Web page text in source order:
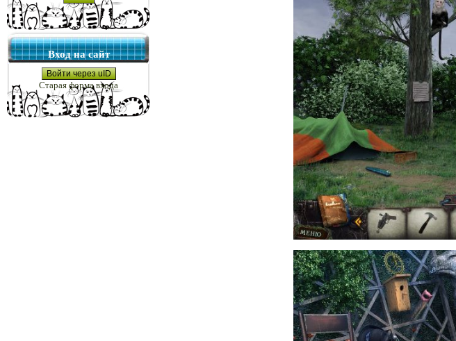
Вход на сайт
Войти через uID
Старая форма входа